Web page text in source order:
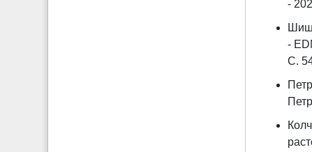
-
-
С.